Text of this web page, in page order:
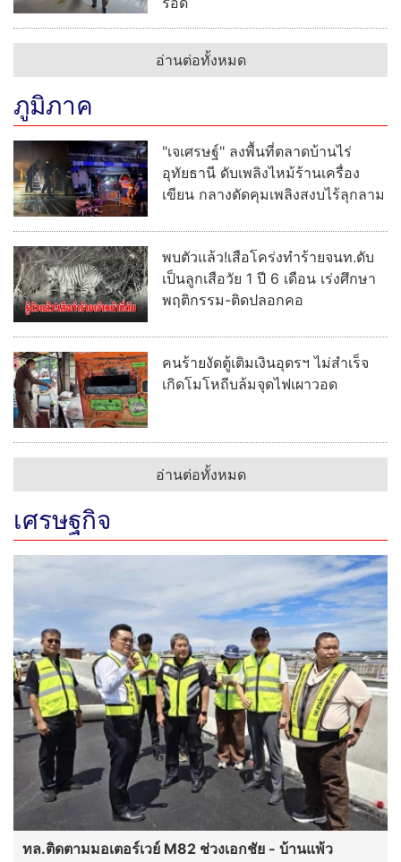
อ่านต่อทั้งหมด
ภูมิภาค
"เจเศรษฐ์" ลงพื้นที่ตลาดบ้านไร่
อุทัยธานี ดับเพลิงไหม้ร้านเครื่อง
เขียน กลางดัดคุมเพลิงสงบไร้ลุกลาม
พบตัวแล้ว!เสือโคร่งทำร้ายจนท.ดับ
เป็นลูกเสือวัย 1 ปี 6 เดือน เร่งศึกษา
พฤติกรรม-ติดปลอกคอ
คนร้ายงัดตู้เติมเงินอุดรฯ ไม่สำเร็จ
เกิดโมโหถีบล้มจุดไฟเผาวอด
อ่านต่อทั้งหมด
เศรษฐกิจ
ทล.ติดตามมอเตอร์เวย์ M82 ช่วงเอกชัย - บ้านแพ้ว